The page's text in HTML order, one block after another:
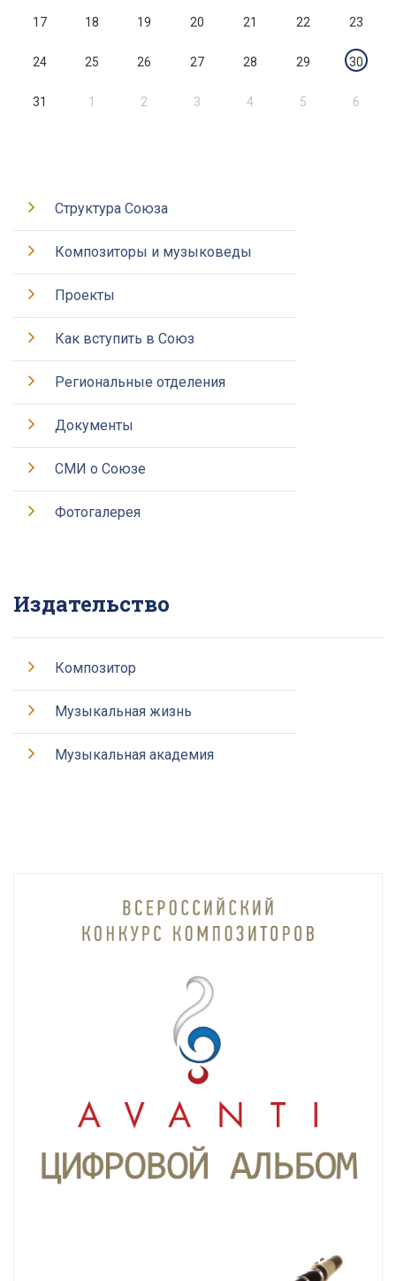
17 18 19 20 21 22 23
24 25 26 27 28 29 30
31 1 2 3 4 5 6
Структура Союза
Композиторы и музыковеды
Проекты
Как вступить в Союз
Региональные отделения
Документы
СМИ о Союзе
Фотогалерея
Издательство
Композитор
Музыкальная жизнь
Музыкальная академия